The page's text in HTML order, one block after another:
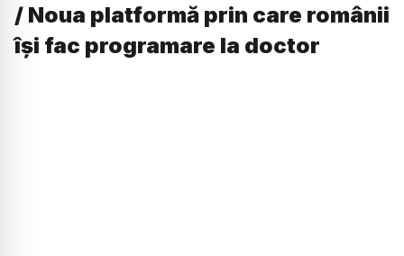
/ Noua platformă prin care românii
își fac programare la doctor